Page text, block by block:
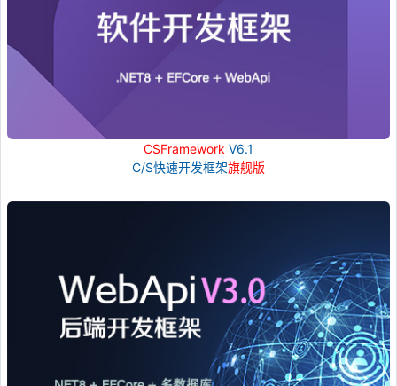
CSFramework V6.1
C/S快速开发框架旗舰版